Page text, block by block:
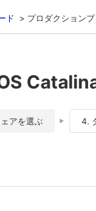
ド プロダクション
アを選ぶ 4.